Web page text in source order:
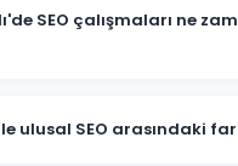
SEO çalışmaları ne
genellikle 3-6 ay içinde
ulusal SEO arasındaki